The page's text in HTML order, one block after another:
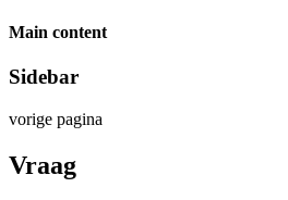
Main content
Sidebar
vorige pagina
Vraag